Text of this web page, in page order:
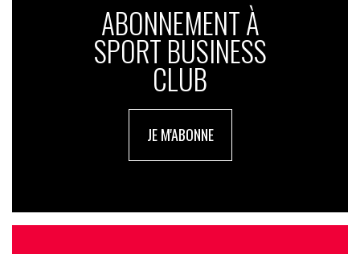
ABONNEMENT À
SPORT BUSINESS
CLUB
JE M'ABONNE